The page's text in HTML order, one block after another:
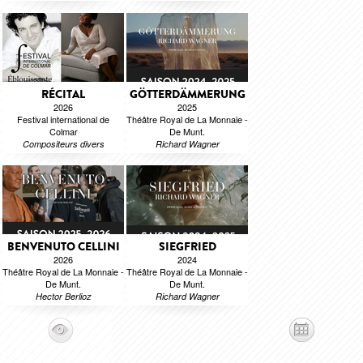
RÉCITAL
2026
Festival international de
Colmar
Compositeurs divers
GÖTTERDÄMMERUNG
2025
Théâtre Royal de La Monnaie -
De Munt.
Richard Wagner
BENVENUTO CELLINI
2026
Théâtre Royal de La Monnaie -
De Munt.
Hector Berlioz
SIEGFRIED
2024
Théâtre Royal de La Monnaie -
De Munt.
Richard Wagner